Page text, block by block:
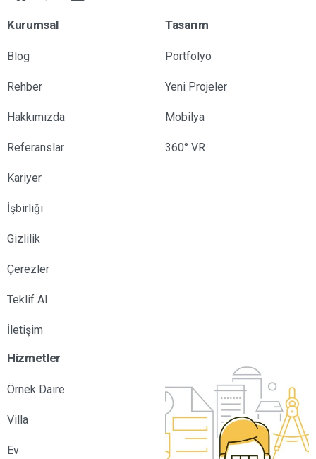
Kurumsal
Blog
Rehber
Hakkımızda
Referanslar
Kariyer
İşbirliği
Gizlilik
Çerezler
Teklif Al
İletişim
Tasarım
Portfolyo
Yeni Projeler
Mobilya
360° VR
Hizmetler
Örnek Daire
Villa
Ev